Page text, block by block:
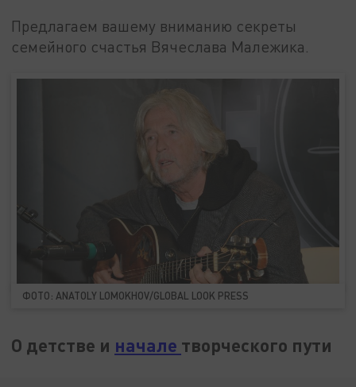
Предлагаем вашему вниманию секреты
семейного счастья Вячеслава Малежика.
ФОТО: ANATOLY LOMOKHOV/GLOBAL LOOK PRESS
О детстве и начале творческого пути